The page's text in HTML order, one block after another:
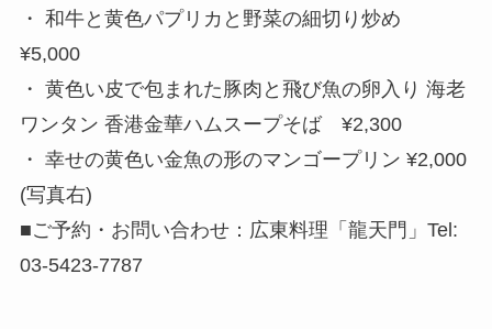
・ 和牛と黄色パプリカと野菜の細切り炒め
¥5,000
・ 黄色い皮で包まれた豚肉と飛び魚の卵入り 海老
ワンタン 香港金華ハムスープそば ¥2,300
・ 幸せの黄色い金魚の形のマンゴープリン ¥2,000
(写真右)
■ご予約・お問い合わせ：広東料理「龍天門」Tel:
03-5423-7787